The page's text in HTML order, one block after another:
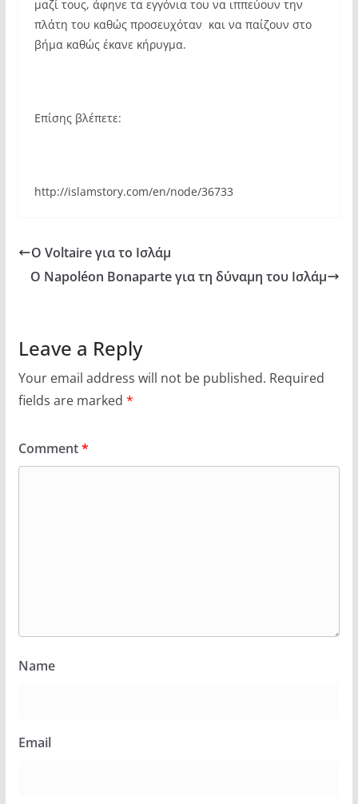
μαζί τους, άφηνε τα εγγόνια του να ιππεύουν την
πλάτη του καθώς προσευχόταν και να παίζουν στο
βήμα καθώς έκανε κήρυγμα.
Επίσης βλέπετε:
http://islamstory.com/en/node/36733
Ο Voltaire για το Ισλάμ
Ο Napoléon Bonaparte για τη δύναμη του Ισλάμ
Leave a Reply
Your email address will not be published. Required
fields are marked *
Comment*
Name
Email